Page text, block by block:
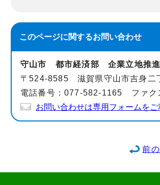
このページに関するお問い合わせ
守山市 都市経済部 企業立地推
〒524-8585 滋賀県守山市吉身二
電話番号：077-582-1165 ファク
お問い合わせは専用フォームをご
前